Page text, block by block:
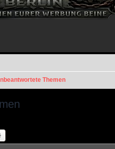
Themen